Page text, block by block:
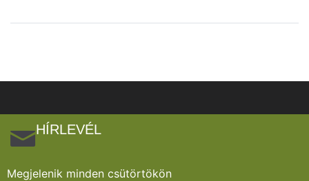
HÍRLEVÉL
Megjelenik minden csütörtökön